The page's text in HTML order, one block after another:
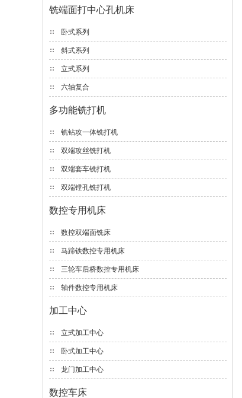
铣端面打中心孔机床
卧式系列
斜式系列
立式系列
六轴复合
多功能铣打机
铣钻攻一体铣打机
双端攻丝铣打机
双端套车铣打机
双端镗孔铣打机
数控专用机床
数控双端面铣床
马蹄铁数控专用机床
三轮车后桥数控专用机床
轴件数控专用机床
加工中心
立式加工中心
卧式加工中心
龙门加工中心
数控车床